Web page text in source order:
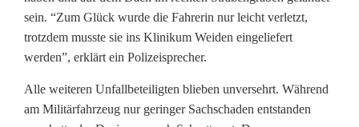
ö
v
r
sein. “Zum Glück wurde die Fahrerin nur leicht verletzt,
trotzdem musste sie ins Klinikum Weiden eingeliefert
werden”, erklärt ein Polizeisprecher.
Alle weiteren Unfallbeteiligten blieben unversehrt. Während
am Militärfahrzeug nur geringer Sachschaden entstanden